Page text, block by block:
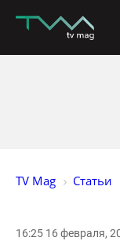
TV Mag Статьи
16:25 16 февраля,